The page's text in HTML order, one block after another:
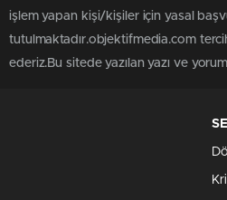
işlem yapan kişi/kişiler için yasal
tutulmaktadır.objektifmedia.com
ederiz.Bu sitede yazılan yazı ve